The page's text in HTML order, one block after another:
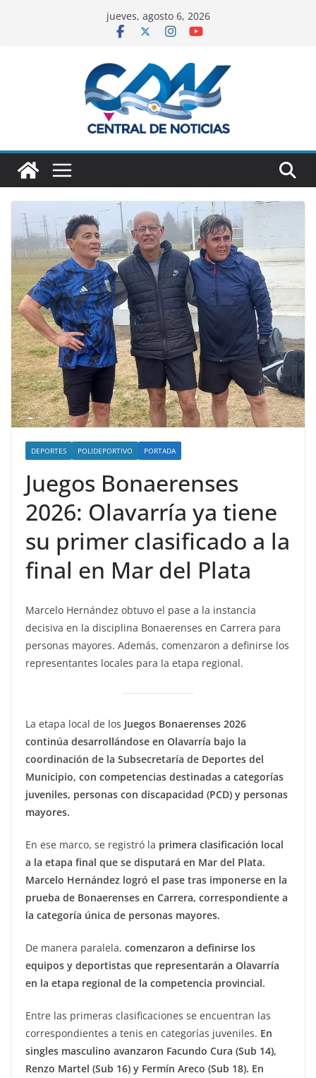
jueves, agosto 6, 2026
DEPORTES POLIDEPORTIVO PORTADA
Juegos Bonaerenses
2026: Olavarría ya tiene
su primer clasificado a la
final en Mar del Plata
Marcelo Hernández obtuvo el pase a la instancia
decisiva en la disciplina Bonaerenses en Carrera para
personas mayores. Además, comenzaron a definirse los
representantes locales para la etapa regional.
La etapa local de los Juegos Bonaerenses 2026
continúa desarrollándose en Olavarría bajo la
coordinación de la Subsecretaría de Deportes del
Municipio, con competencias destinadas a categorías
juveniles, personas con discapacidad (PCD) y personas
mayores.
En ese marco, se registró la primera clasificación local
a la etapa final que se disputará en Mar del Plata.
Marcelo Hernández logró el pase tras imponerse en la
prueba de Bonaerenses en Carrera, correspondiente a
la categoría única de personas mayores.
De manera paralela, comenzaron a definirse los
equipos y deportistas que representarán a Olavarría
en la etapa regional de la competencia provincial.
Entre las primeras clasificaciones se encuentran las
correspondientes a tenis en categorías juveniles. En
singles masculino avanzaron Facundo Cura (Sub 14),
Renzo Martel (Sub 16) y Fermín Areco (Sub 18). En